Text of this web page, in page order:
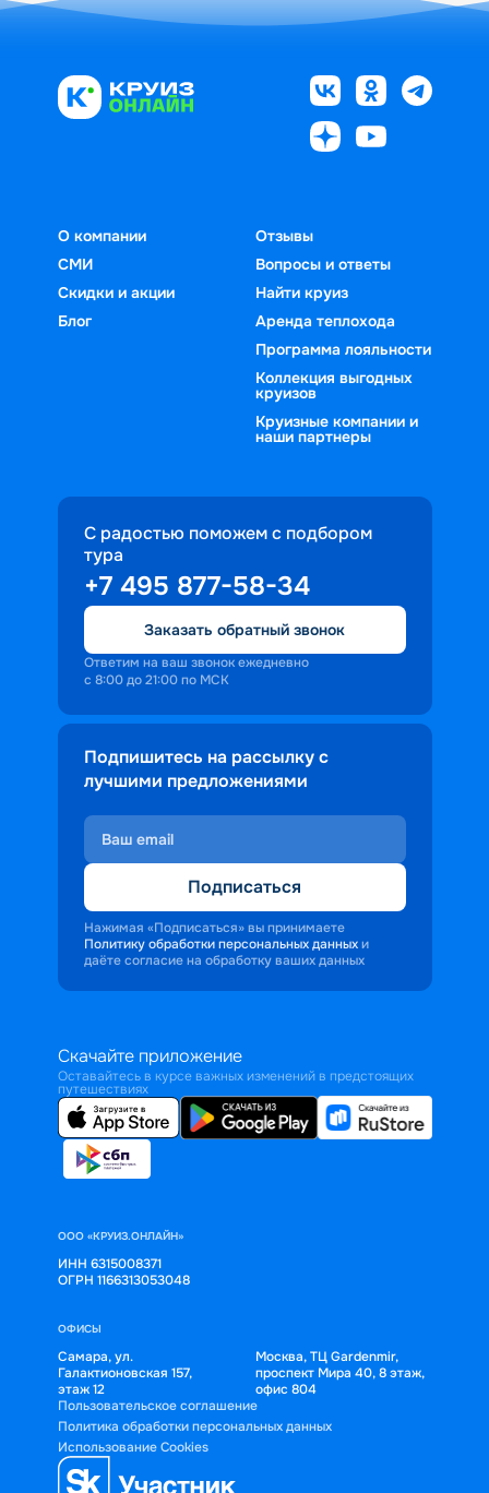
О компании
СМИ
Скидки и акции
Блог
Отзывы
Вопросы и ответы
Найти круиз
Аренда теплохода
Программа лояльности
Коллекция выгодных
круизов
Круизные компании и
наши партнеры
С радостью поможем с подбором
тура
+7 495 877-58-34
Заказать обратный звонок
Ответим на ваш звонок ежедневно
с 8:00 до 21:00 по МСК
Подпишитесь на рассылку с
лучшими предложениями
Подписаться
Нажимая «Подписаться» вы принимаете
Политику обработки персональных данных и
даёте согласие на обработку ваших данных
Скачайте приложение
Оставайтесь в курсе важных изменений в предстоящих
путешествиях
ООО «КРУИЗ.ОНЛАЙН»
ИНН 6315008371
ОГРН 1166313053048
ОФИСЫ
Самара, ул.
Галактионовская 157,
этаж 12
Москва, ТЦ Gardenmir,
проспект Мира 40, 8 этаж,
офис 804
Пользовательское соглашение
Политика обработки персональных данных
Использование Cookies